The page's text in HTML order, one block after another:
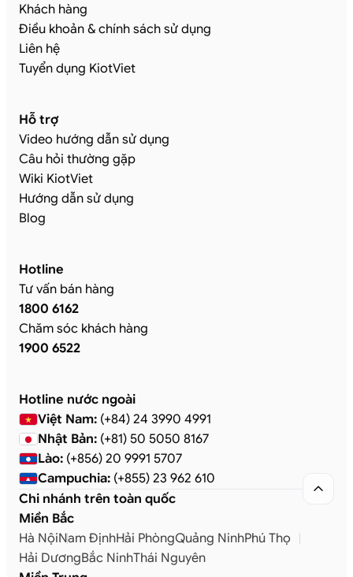
Khách hàng
Điều khoản & chính sách sử dụng
Liên hệ
Tuyển dụng KiotViet
Hỗ trợ
Video hướng dẫn sử dụng
Câu hỏi thường gặp
Wiki KiotViet
Hướng dẫn sử dụng
Blog
Hotline
Tư vấn bán hàng
1800 6162
Chăm sóc khách hàng
1900 6522
Hotline nước ngoài
Việt Nam: (+84) 24 3990 4991
Nhật Bản: (+81) 50 5050 8167
Lào: (+856) 20 9991 5707
Campuchia: (+855) 23 962 610

Chi nhánh trên toàn quốc
Miền Bắc
Hà NộiNam ĐịnhHải PhòngQuảng NinhPhú Thọ
Hải DươngBắc NinhThái Nguyên